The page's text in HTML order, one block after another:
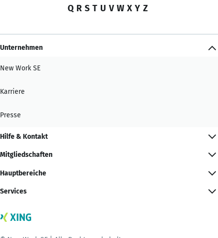
Q R S T U V W X Y Z
Unternehmen
New Work SE
Karriere
Presse
Hilfe & Kontakt
Mitgliedschaften
Hauptbereiche
Services